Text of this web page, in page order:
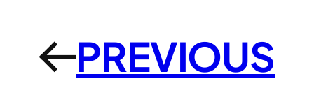
←PREVIOUS